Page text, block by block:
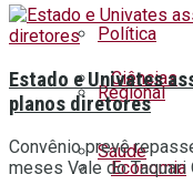
Ciências
Economia
Política
Regional
Saúde
Estado e Univates
planos diretores
Convênio prevê
meses Vale do Taquari